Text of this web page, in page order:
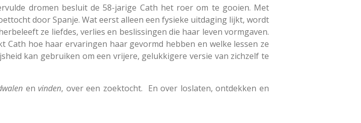
dromen besluit de 58-jarige Cath het roer om te gooien. Met
door Spanje. Wat eerst alleen een fysieke uitdaging lijkt, wordt
ze liefdes, verlies en beslissingen die haar leven vormgaven.
hoe haar ervaringen haar gevormd hebben en welke lessen ze
kan gebruiken om een ​​vrijere, gelukkigere versie van zichzelf te
envinden, over een zoektocht. En over loslaten, ontdekken en